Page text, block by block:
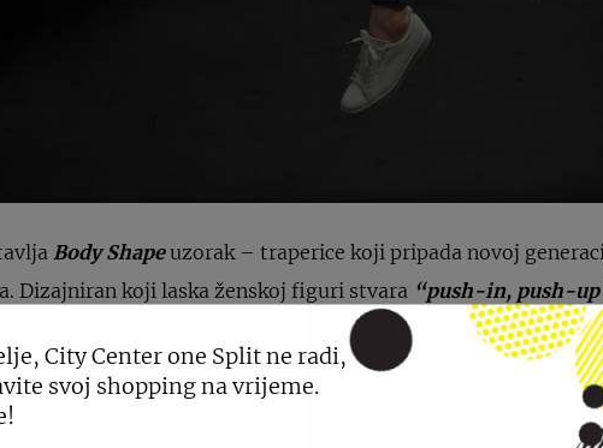
Body Shapeuzorak – traperice koji pripada novoj
Dizajniran koji laska ženskoj figuri stvara “push-in, push-
ove nove tehnologije je jeans koji se savršeno prilagođava
svakodnevne aktivnosti. Uz Zero Gravity, 100% Fit, Springfield
odjeće kako bi postala što udobniji i ugodniji za
City Center one Split ne radi,
svoj shopping na vrijeme.